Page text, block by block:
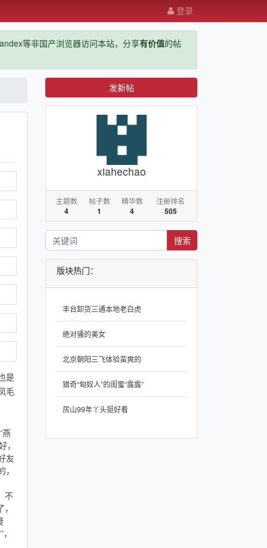
登录
等非国产浏览器访问本站，分享有价值的帖
是
毛
燕
，
友
不
发新帖
xiahechao
主题数
4
帖子数
1
精华数
4
注册排名
505
搜索
版块热门：
丰台卸货三通本地老白虎
绝对骚的美女
北京朝阳三飞体验蛮爽的
猎奇“匈奴人”的闺蜜“露露”
房山99年丫头挺好看